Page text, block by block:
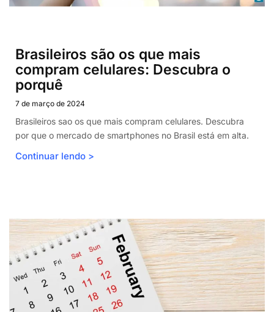
Brasileiros são os que mais
compram celulares: Descubra o
porquê
7 de março de 2024
Brasileiros sao os que mais compram celulares. Descubra
por que o mercado de smartphones no Brasil está em alta.
Continuar lendo >